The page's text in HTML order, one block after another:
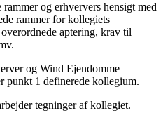
og erhververs hensigt med
rammer for kollegiets
aptering, krav til
og Wind Ejendomme
punkt 1 definerede kollegium.
tegninger af kollegiet.